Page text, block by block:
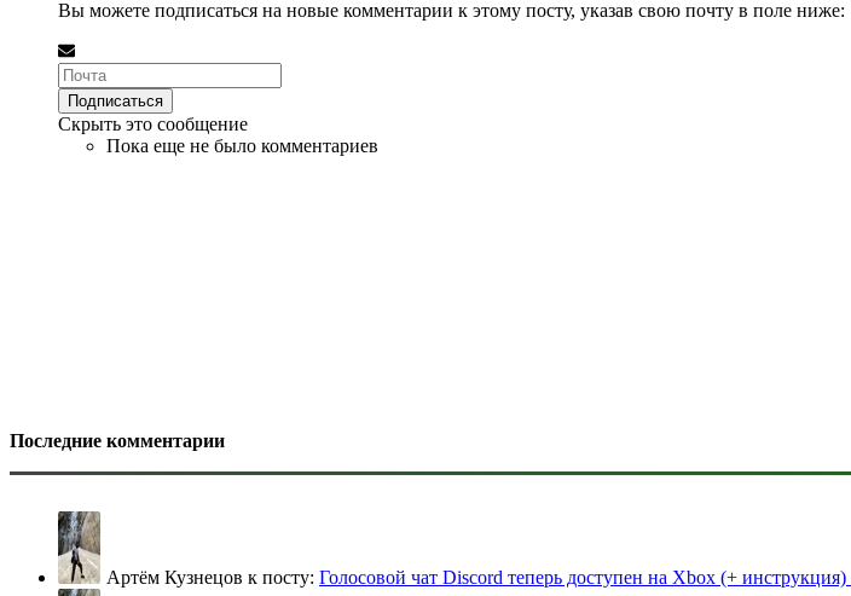
Вы можете подписаться на новые комментарии к этому посту, указав свою почту в поле ниже:
Скрыть это сообщение
Пока еще не было комментариев
Последние комментарии
Артём Кузнецов к посту: Голосовой чат Discord теперь доступен на Xbox (+ инструкция)